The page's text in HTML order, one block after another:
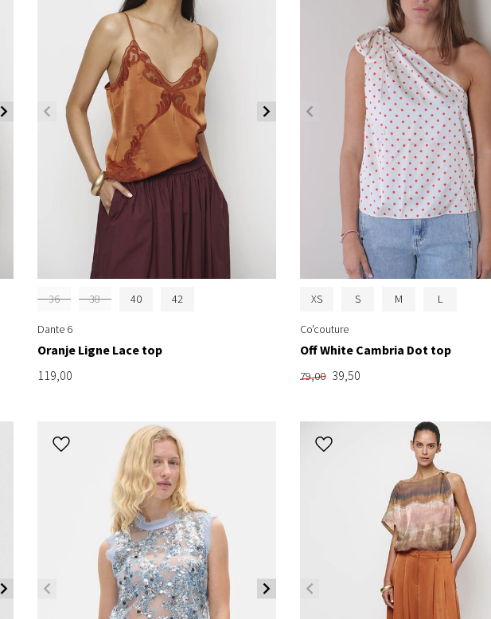
36 38 40 42
Dante 6
Oranje Ligne Lace top
119,00
XS S M L
Co'couture
Off White Cambria Dot top
79,00 39,50